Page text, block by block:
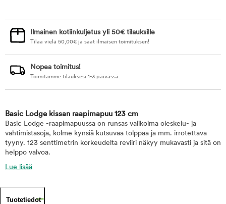
Ilmainen kotiinkuljetus yli 50€ tilauksille
Tilaa vielä 50,00€ ja saat ilmaisen toimituksen!
Nopea toimitus!
Toimitamme tilauksesi 1-3 päivässä.
Basic Lodge kissan raapimapuu 123 cm
Basic Lodge -raapimapuussa on runsas valikoima oleskelu- ja
vahtimistasoja, kolme kynsiä kutsuvaa tolppaa ja mm. irrotettava
tyyny. 123 senttimetrin korkeudelta reviiri näkyy mukavasti ja sitä on
helppo valvoa.
Lue lisää
Tuotetiedot